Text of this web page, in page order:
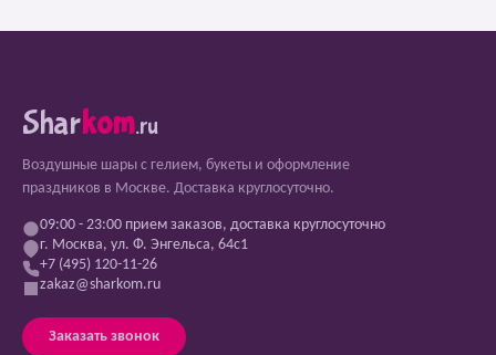
Sharkom.ru
Воздушные шары с гелием, букеты и оформление
праздников в Москве. Доставка круглосуточно.
09:00 - 23:00 прием заказов, доставка круглосуточно
г. Москва, ул. Ф. Энгельса, 64с1
+7 (495) 120-11-26
zakaz@sharkom.ru
Заказать звонок